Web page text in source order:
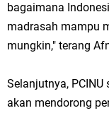
bagaimana
madrasah mampu
mungkin," terang
Selanjutnya, PCINU
akan mendorong